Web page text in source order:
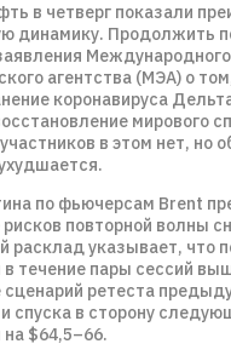
в четверг показали
динамику. Продолжить
Международного
агентства (МЭА) о
коронавируса
мирового
в этом нет, но
по фьючерсам Brent
рисков повторной волны
расклад указывает, что
в течение пары сессий
сценарий ретеста
спуска в сторону
$64,5–66.